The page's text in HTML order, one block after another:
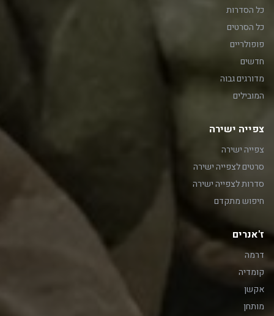
כל הסדרות
כל הסרטים
פופולריים
חדשים
מדורגים גבוה
המובילים
צפייה ישירה
צפייה ישירה
סרטים לצפייה ישירה
סדרות לצפייה ישירה
חיפוש מתקדם
ז'אנרים
דרמה
קומדיה
אקשן
מותחן